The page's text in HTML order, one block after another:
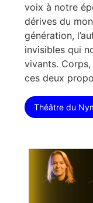
voix à notre
dérives du
génération,
invisibles qui
vivants.
ces deux
Théâtre du